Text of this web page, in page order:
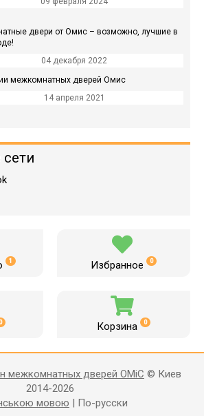
двери от Омис – возможно, лучшие в
04 декабря 2022
межкомнатных дверей Омис
14 апреля 2021
1 Избранное 0
0 Корзина 0
межкомнатных дверей OMiC © Киев
2014-2026
мовою | По-русски